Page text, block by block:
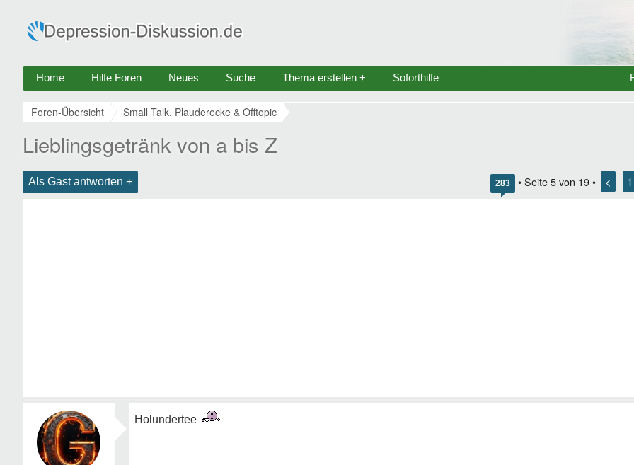
Home Hilfe Foren Neues Suche Thema erstellen + Soforthilfe
Foren-Übersicht Small Talk, Plauderecke & Offtopic
Lieblingsgetränk von a bis Z
Als Gast antworten + 283 • Seite 5 von 19 • < 1
Holundertee